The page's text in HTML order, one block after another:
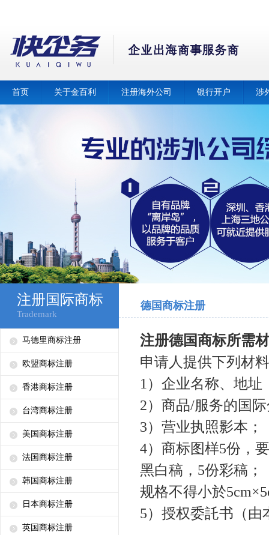
首页 关于金百利 注册海外公司 银行开户 涉
注册国际商标
Trademark
马德里商标注册
欧盟商标注册
香港商标注册
台湾商标注册
美国商标注册
法国商标注册
韩国商标注册
日本商标注册
英国商标注册
德国商标注册
注册德国商标所需
申请人提供下列材
1 ）企业名称、地址
2）商品/服务的国
3）营业执照影本；
4）商标图样5份，
黑白稿， 5份彩稿；
规格不得小於5cm×
5）授权委託书（由